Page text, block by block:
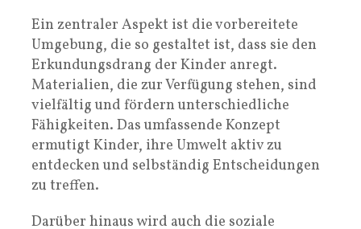
Ein zentraler Aspekt ist die vorbereitete
Umgebung, die so gestaltet ist, dass sie den
Erkundungsdrang der Kinder anregt.
Materialien, die zur Verfügung stehen, sind
vielfältig und fördern unterschiedliche
Fähigkeiten. Das umfassende Konzept
ermutigt Kinder, ihre Umwelt aktiv zu
entdecken und selbständig Entscheidungen
zu treffen.
Darüber hinaus wird auch die soziale